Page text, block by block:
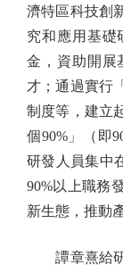
濟特區科技創
究和應用基礎
金，資助開展
才；通過實行
制度等，建立
個90%」（即
研發人員集中
90%以上職務
新生態，推動
譚章熹給研